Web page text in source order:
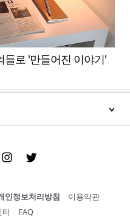
들로 '만들어진 이야기'
Instgram Twitter
인정보처리방침
이용약관
FAQ